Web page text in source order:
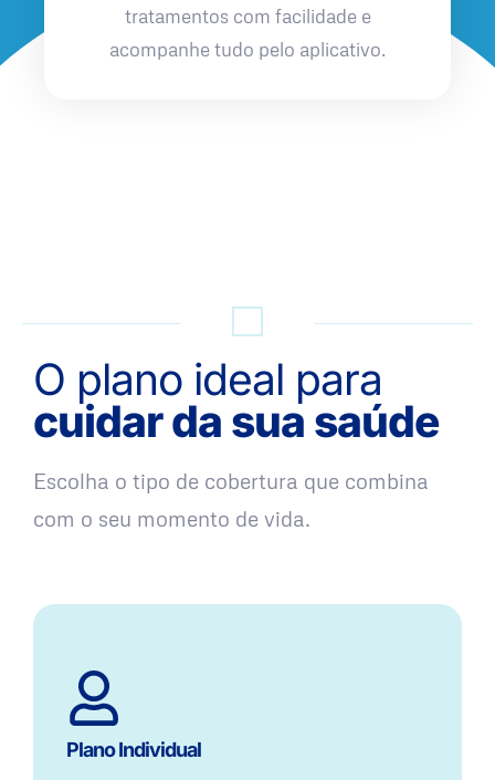
tratamentos com facilidade e
acompanhe tudo pelo aplicativo.
O plano ideal para
cuidar da sua saúde
Escolha o tipo de cobertura que combina
com o seu momento de vida.
Plano Individual